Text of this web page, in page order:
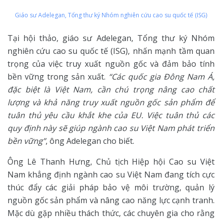
Giáo sư Adelegan, Tổng thư ký Nhóm nghiên cứu cao su quốc tế (ISG)
Tại hội thảo, giáo sư Adelegan, Tổng thư ký Nhóm
nghiên cứu cao su quốc tế (ISG), nhấn mạnh tầm quan
trọng của việc truy xuất nguồn gốc và đảm bảo tính
bền vững trong sản xuất. “Các quốc gia Đông Nam Á,
đặc biệt là Việt Nam, cần chú trọng nâng cao chất
lượng và khả năng truy xuất nguồn gốc sản phẩm để
tuân thủ yêu cầu khắt khe của EU. Việc tuân thủ các
quy định này sẽ giúp ngành cao su Việt Nam phát triển
bền vững”, ông Adelegan cho biết.
Ông Lê Thanh Hưng, Chủ tịch Hiệp hội Cao su Việt
Nam khẳng định ngành cao su Việt Nam đang tích cực
thúc đẩy các giải pháp bảo vệ môi trường, quản lý
nguồn gốc sản phẩm và nâng cao năng lực cạnh tranh.
Mặc dù gặp nhiều thách thức, các chuyên gia cho rằng